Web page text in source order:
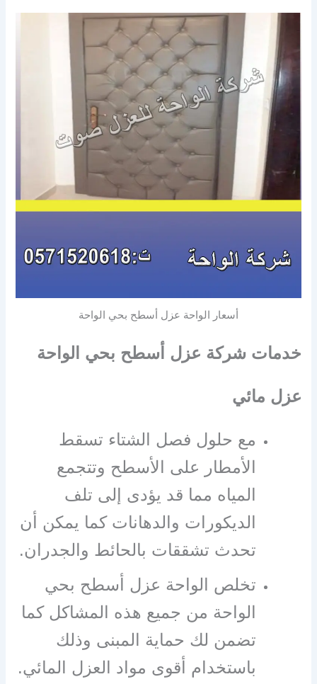
أسعار الواحة عزل أسطح بحي الواحة
خدمات شركة عزل أسطح بحي الواحة
عزل مائي
مع حلول فصل الشتاء تسقط
الأمطار على الأسطح وتتجمع
المياه مما قد يؤدى إلى تلف
الديكورات والدهانات كما يمكن أن
تحدث تشققات بالحائط والجدران.
تخلص الواحة عزل أسطح بحي
الواحة من جميع هذه المشاكل كما
تضمن لك حماية المبنى وذلك
باستخدام أقوى مواد العزل المائي.